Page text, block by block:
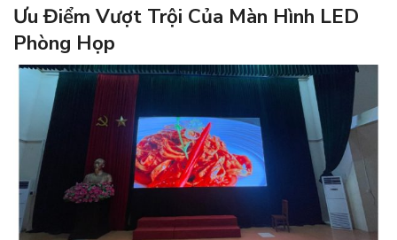
Ưu Điểm Vượt Trội Của Màn Hình LED
Phòng Họp